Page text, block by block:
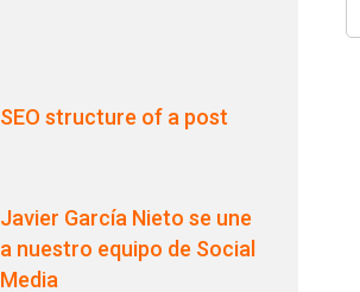
SEO structure of a post
Javier García Nieto se une
a nuestro equipo de Social
Media